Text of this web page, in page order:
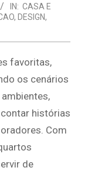
IN: CASA E
, DESIGN,
favoritas,
os cenários
histórias
Com
de